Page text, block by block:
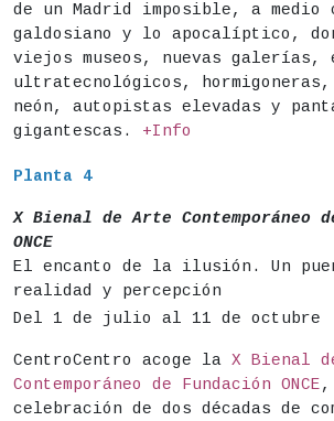
de un Madrid imposible, a medio
galdosiano y lo apocalíptico,
viejos museos, nuevas
ultratecnológicos, hormigoneras,
neón, autopistas elevadas y
gigantescas. +Info
Planta 4
X Bienal de Arte Contemporáneo
ONCE
El encanto de la ilusión. Un
realidad y percepción
Del 1 de julio al 11 de octubre
CentroCentro acoge la X Bienal
Contemporáneo de Fundación ONCE,
celebración de dos décadas de